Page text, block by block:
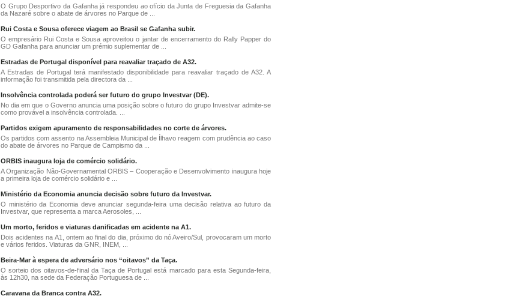
O Grupo Desportivo da Gafanha já respondeu ao ofício da Junta de Freguesia da Gafanha
da Nazaré sobre o abate de árvores no Parque de ...
Rui Costa e Sousa oferece viagem ao Brasil se Gafanha subir.
O empresário Rui Costa e Sousa aproveitou o jantar de encerramento do Rally Papper do
GD Gafanha para anunciar um prémio suplementar de ...
Estradas de Portugal disponível para reavaliar traçado de A32.
A Estradas de Portugal terá manifestado disponibilidade para reavaliar traçado de A32. A
informação foi transmitida pela directora da ...
Insolvência controlada poderá ser futuro do grupo Investvar (DE).
No dia em que o Governo anuncia uma posição sobre o futuro do grupo Investvar admite-se
como provável a insolvência controlada. ...
Partidos exigem apuramento de responsabilidades no corte de árvores.
Os partidos com assento na Assembleia Municipal de Ílhavo reagem com prudência ao caso
do abate de árvores no Parque de Campismo da ...
ORBIS inaugura loja de comércio solidário.
A Organização Não-Governamental ORBIS – Cooperação e Desenvolvimento inaugura hoje
a primeira loja de comércio solidário e ...
Ministério da Economia anuncia decisão sobre futuro da Investvar.
O ministério da Economia deve anunciar segunda-feira uma decisão relativa ao futuro da
Investvar, que representa a marca Aerosoles, ...
Um morto, feridos e viaturas danificadas em acidente na A1.
Dois acidentes na A1, ontem ao final do dia, próximo do nó Aveiro/Sul, provocaram um morto
e vários feridos. Viaturas da GNR, INEM, ...
Beira-Mar à espera de adversário nos “oitavos” da Taça.
O sorteio dos oitavos-de-final da Taça de Portugal está marcado para esta Segunda-feira,
às 12h30, na sede da Federação Portuguesa de ...
Caravana da Branca contra A32.